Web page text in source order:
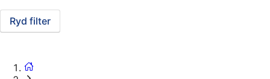
Ryd filter